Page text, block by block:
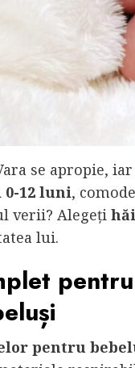
se apropie,
12 luni,
verii? Alegeți
lui.
pentru